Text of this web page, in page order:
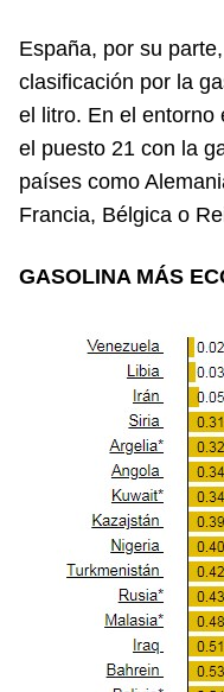
España, por su
clasificación por la
el litro. En el entorno
el puesto 21 con la
países como
Francia, Bélgica o
GASOLINA MÁS